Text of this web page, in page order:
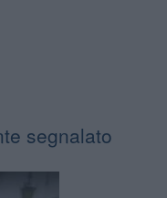
segnalato